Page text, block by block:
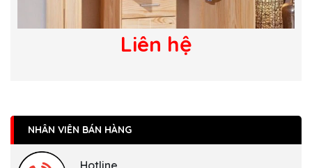
Liên hệ
NHÂN VIÊN BÁN HÀNG
Hotline